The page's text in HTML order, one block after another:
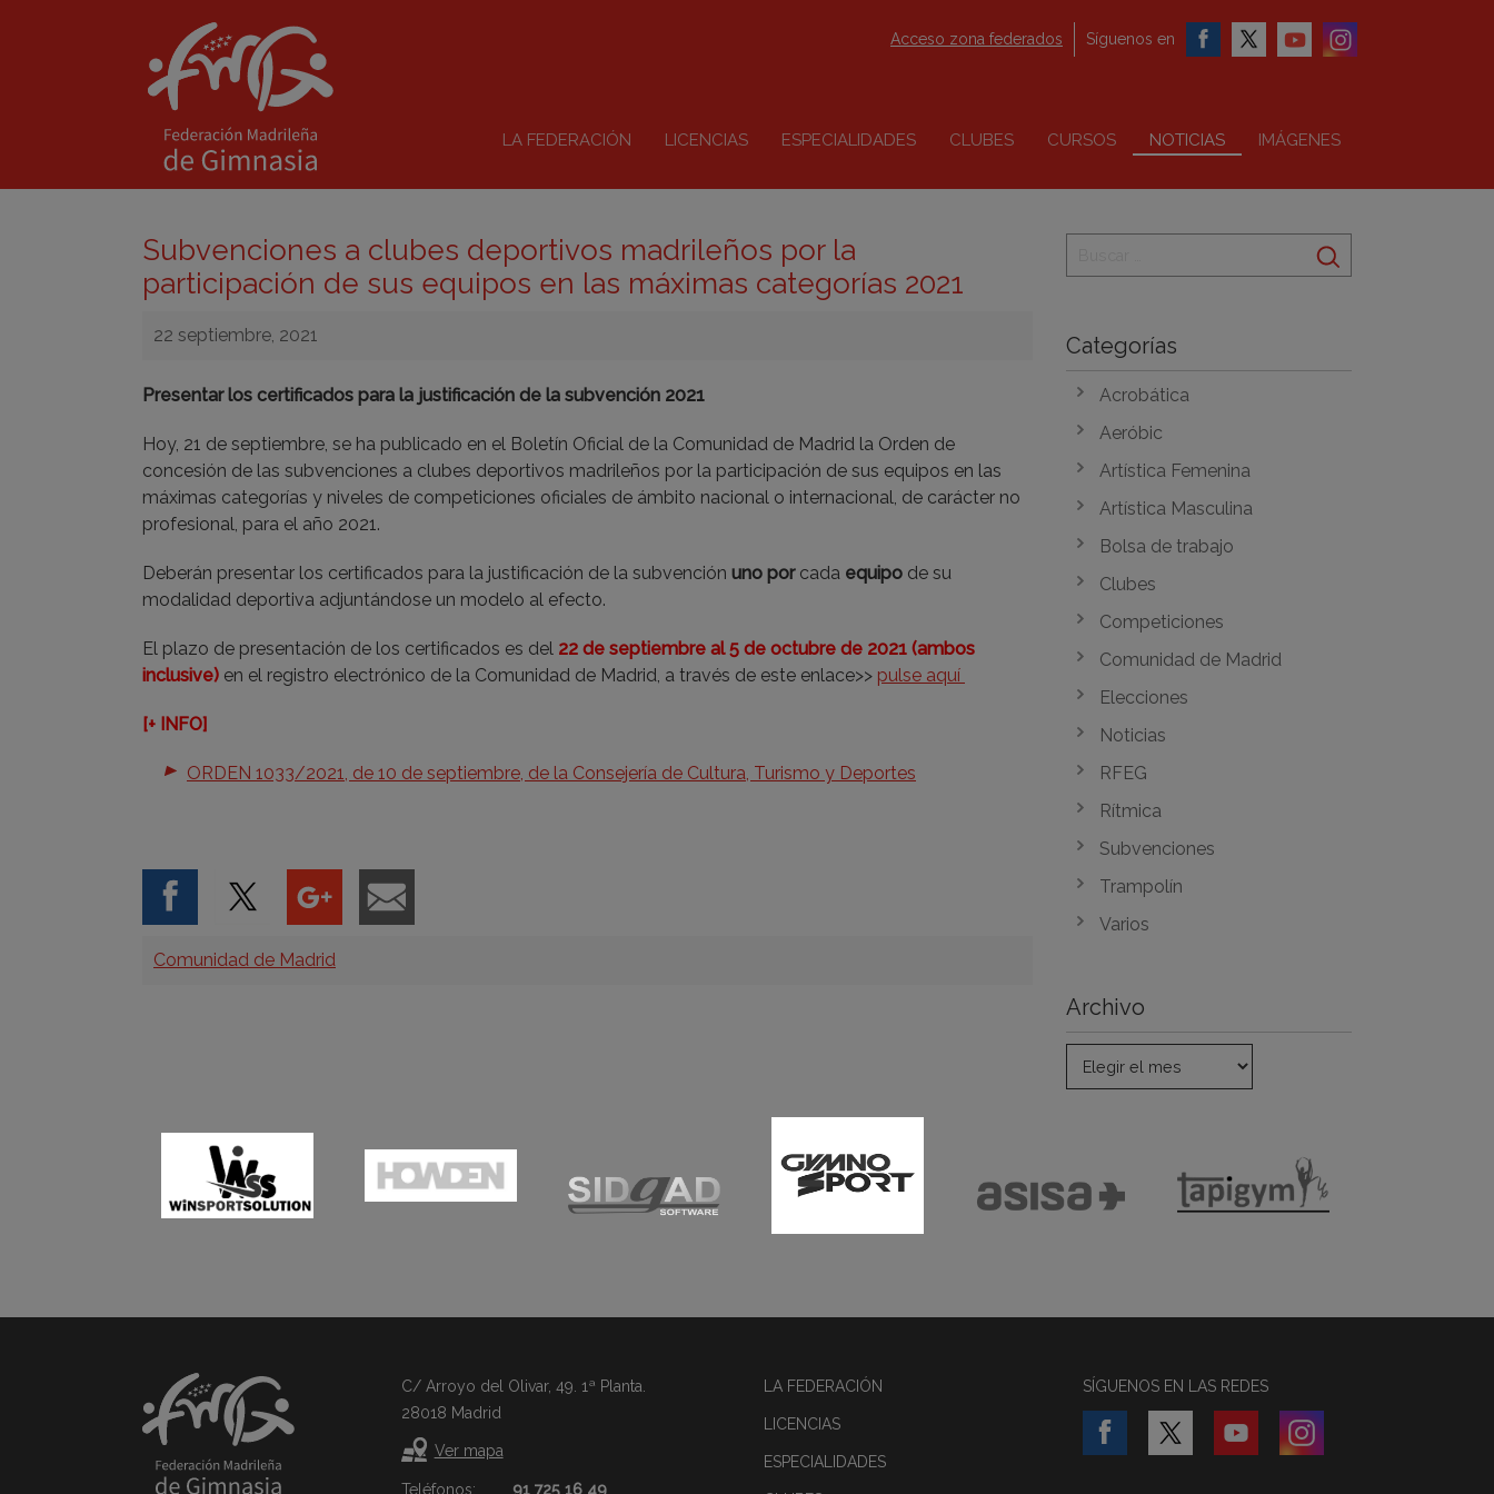
LA FEDERACIÓN LICENCIAS ESPECIALIDADES CLUBES CURSOS NOTICIAS IMÁGENES
Acceso zona federados Síguenos en
Subvenciones a clubes deportivos madrileños por la
participación de sus equipos en las máximas categorías 2021
22 septiembre, 2021
Presentar los certificados para la justificación de la subvención 2021
Hoy, 21 de septiembre, se ha publicado en el Boletín Oficial de la Comunidad de Madrid la Orden de
concesión de las subvenciones a clubes deportivos madrileños por la participación de sus equipos en las
máximas categorías y niveles de competiciones oficiales de ámbito nacional o internacional, de carácter no
profesional, para el año 2021.
Deberán presentar los certificados para la justificación de la subvención uno porcada equipo de su
modalidad deportiva adjuntándose un modelo al efecto.
El plazo de presentación de los certificados es del 22 de septiembre al 5 de octubre de 2021 (ambos
inclusive) en el registro electrónico de la Comunidad de Madrid, a través de este enlace>> pulse aquí
[+ INFO]
ORDEN 1033/2021, de 10 de septiembre, de la Consejería de Cultura, Turismo y Deportes
Categorías
Comunidad de Madrid
Categorías
Acrobática
Aeróbic
Artística Femenina
Artística Masculina
Bolsa de trabajo
Clubes
Competiciones
Comunidad de Madrid
Elecciones
Noticias
RFEG
Rítmica
Subvenciones
Trampolín
Varios
Archivo
C/ Arroyo del Olivar, 49. 1ª Planta.
28018 Madrid
Ver mapa
Teléfonos:
91 725 16 49
LA FEDERACIÓN
LICENCIAS
ESPECIALIDADES
SÍGUENOS EN LAS REDES